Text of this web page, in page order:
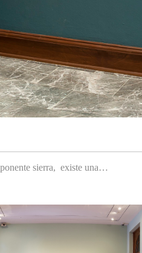
sierra, existe una…